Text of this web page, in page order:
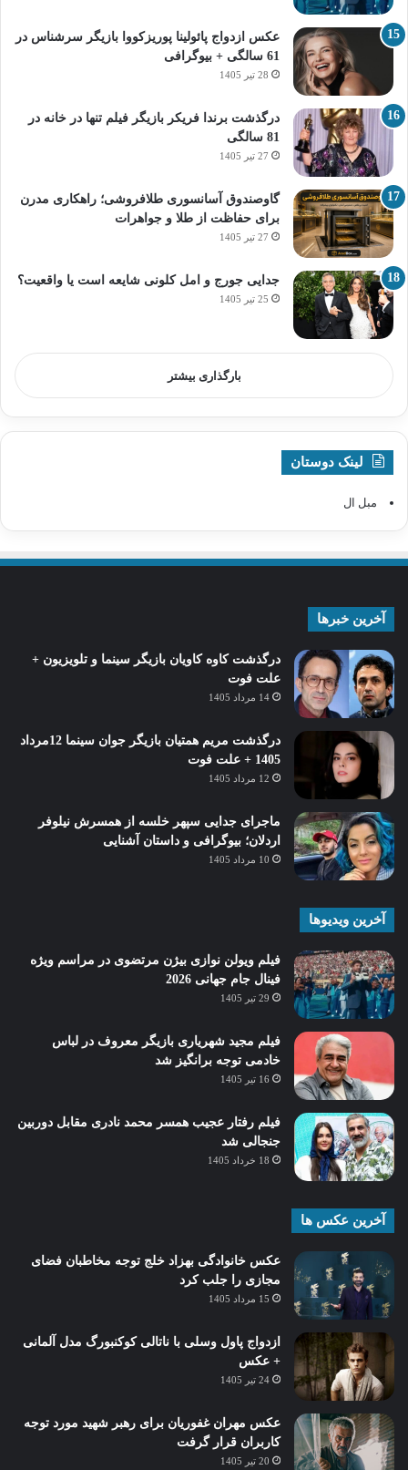
عکس ازدواج پائولینا پوریزکووا بازیگر سرشناس در
61 سالگی + بیوگرافی
28 تیر 1405
درگذشت برندا فریکر بازیگر فیلم تنها در خانه در
81 سالگی
27 تیر 1405
گاوصندوق آسانسوری طلافروشی؛ راهکاری مدرن
برای حفاظت از طلا و جواهرات
27 تیر 1405
جدایی جورج و امل کلونی شایعه است یا واقعیت؟
25 تیر 1405
بارگذاری بیشتر
لینک دوستان
مبل ال
آخرین خبرها
درگذشت کاوه کاویان بازیگر سینما و تلویزیون +
علت فوت
14 مرداد 1405
درگذشت مریم همتیان بازیگر جوان سینما 12مرداد
1405 + علت فوت
12 مرداد 1405
ماجرای جدایی سپهر خلسه از همسرش نیلوفر
اردلان؛ بیوگرافی و داستان آشنایی
10 مرداد 1405
آخرین ویدیوها
فیلم ویولن نوازی بیژن مرتضوی در مراسم ویژه
فینال جام جهانی 2026
29 تیر 1405
فیلم مجید شهریاری بازیگر معروف در لباس
خادمی توجه برانگیز شد
16 تیر 1405
فیلم رفتار عجیب همسر محمد نادری مقابل دوربین
جنجالی شد
18 خرداد 1405
آخرین عکس ها
عکس خانوادگی بهزاد خلج توجه مخاطبان فضای
مجازی را جلب کرد
15 مرداد 1405
ازدواج پاول وسلی با ناتالی کوکنبورگ مدل آلمانی
+ عکس
24 تیر 1405
عکس مهران غفوریان برای رهبر شهید مورد توجه
کاربران قرار گرفت
20 تیر 1405